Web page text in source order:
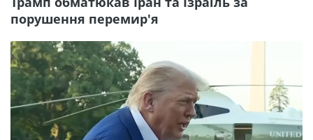
порушення перемир'я